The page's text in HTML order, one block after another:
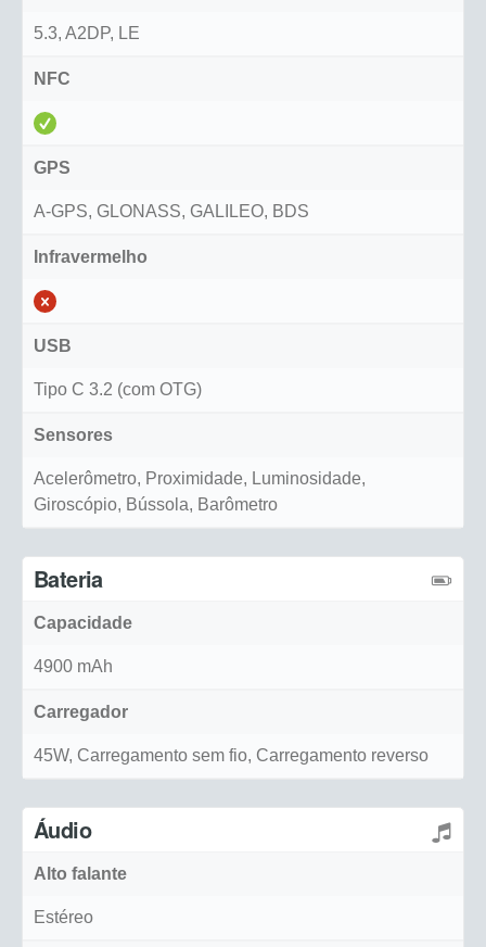
5.3, A2DP, LE
NFC
GPS
A-GPS, GLONASS, GALILEO, BDS
Infravermelho
USB
Tipo C 3.2 (com OTG)
Sensores
Acelerômetro, Proximidade, Luminosidade,
Giroscópio, Bússola, Barômetro
Bateria
Capacidade
4900 mAh
Carregador
45W, Carregamento sem fio, Carregamento reverso
Áudio
Alto falante
Estéreo